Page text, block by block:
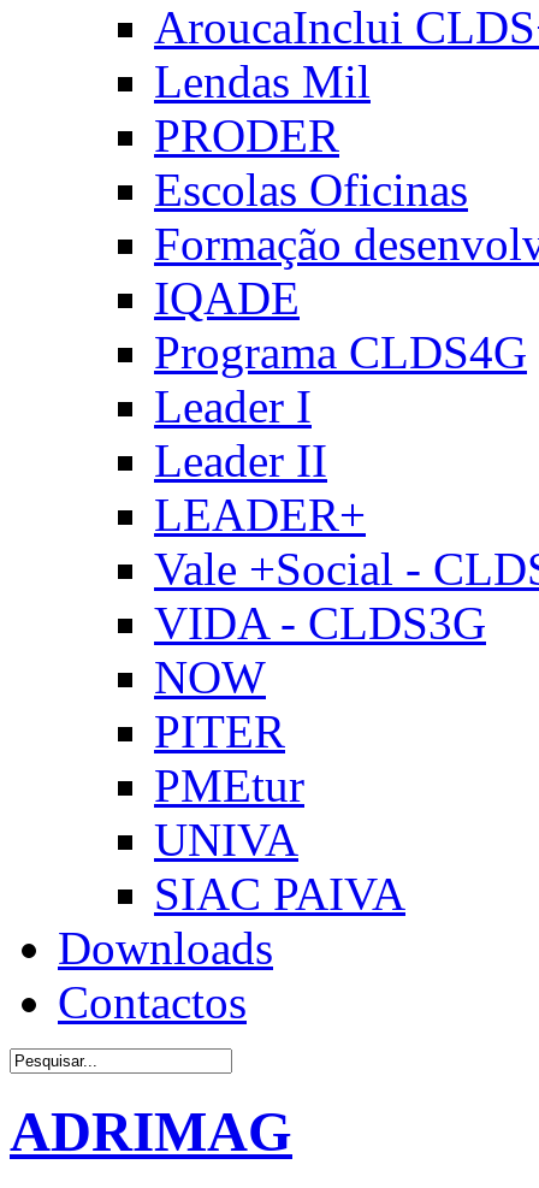
AroucaInclui
Lendas Mil
PRODER
Escolas Oficinas
Formação
IQADE
Programa CLDS4G
Leader I
Leader II
LEADER+
Vale +Social -
VIDA - CLDS3G
NOW
PITER
PMEtur
UNIVA
SIAC PAIVA
Downloads
Contactos
ADRIMAG